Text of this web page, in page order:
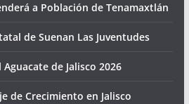
a Población de Tenamaxtlán
de Suenan Las Juventudes
de Jalisco 2026
de Crecimiento en Jalisco